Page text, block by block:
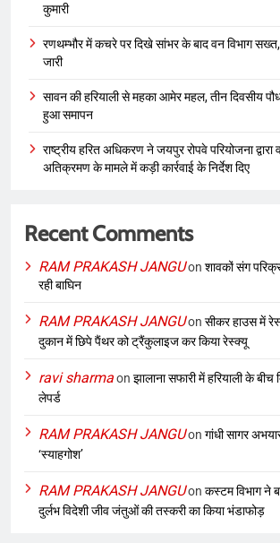
कुमारी
रणथम्भौर में कचरे पर दिखे सांभर के बाद वन विभाग
जारी
सावन की हरियाली से महका आमेर महल, तीन दिवसीय
हुआ समापन
राष्ट्रीय हरित अधिकरण ने जयपुर रोपवे परियोजना
अतिक्रमण के मामले में कड़ी कार्रवाई के निर्देश दिए
Recent Comments
RAM PRAKASH JANGUon शावकों संग
रही बाघिन
RAM PRAKASH JANGUon सीकर हाउस में
दुकान में छिपे पैंथर को ट्रैंकुलाइज कर किया रेस्क्यू
ravi sharmaon झालाना सफारी में हरियाली के बीच
लेपर्ड
RAM PRAKASH JANGUon गांधी सागर
‘स्याहगोश’
RAM PRAKASH JANGUon कस्टम विभाग ने
दुर्लभ विदेशी जीव जंतुओं की तस्करी का किया भंडाफोड़